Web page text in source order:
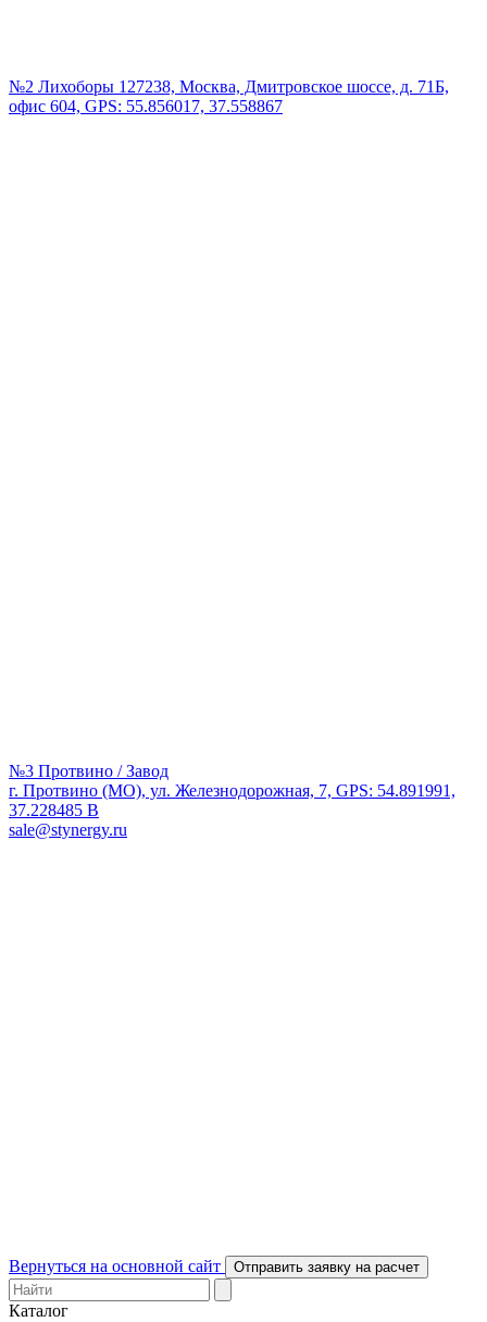
№2 Лихоборы 127238, Москва, Дмитровское шоссе, д. 71Б,
офис 604, GPS: 55.856017, 37.558867
№3 Протвино / Завод
г. Протвино (МО), ул. Железнодорожная, 7, GPS: 54.891991,
37.228485 В
sale@stynergy.ru
Вернуться на основной сайт Отправить заявку на расчет
Каталог